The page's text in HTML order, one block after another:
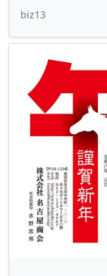
biz13